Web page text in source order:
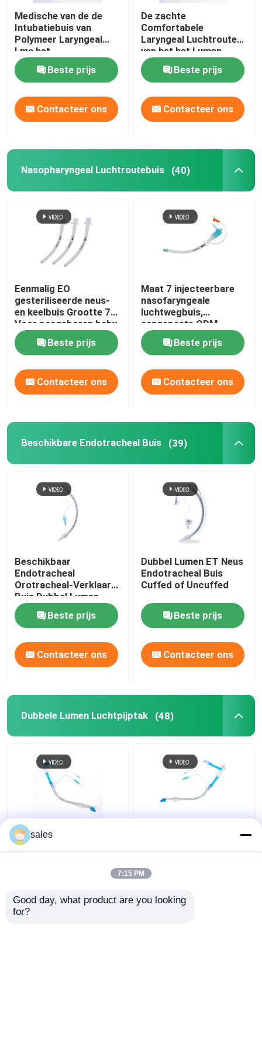
OEM-katheters
Medische van de de
Intubatiebuis van
Polymeer Laryngeal
Lma het
Maskerluchtroute voor
ChirurgieBeste prijs
Contacteer ons
De zachte
Comfortabele
Laryngeal Luchtroute
van het het Lumen
Laryngeal Masker van
de Maskerluchtroute
LMA Medische
InstrumentDual
Beste prijs
Contacteer ons
Nasopharyngeal Luchtroutebuis (40)
Eenmalig EO
gesteriliseerde neus-
en keelbuis Grootte 7
Voor pasgeboren baby
Beste prijs
Contacteer ons
Maat 7 injecteerbare
nasofaryngeale
luchtwegbuis,
aangepaste ODM
ondersteund
Beste prijs
Contacteer ons
Beschikbare Endotracheal Buis (39)
Beschikbaar
Endotracheal
Orotracheal-Verklaard
Buis Dubbel Lumen
ETT ISO13485
Beste prijs
Contacteer ons
Dubbel Lumen ET Neus
Endotracheal Buis
Cuffed of Uncuffed
Beste prijs
Contacteer ons
Dubbele Lumen Luchtpijptak (48)
FR28-FR41
Endotracheal Dubbel
de Lumenbuis Apparaat
sales
7:15 PM
Good day, what product are you looking
for?